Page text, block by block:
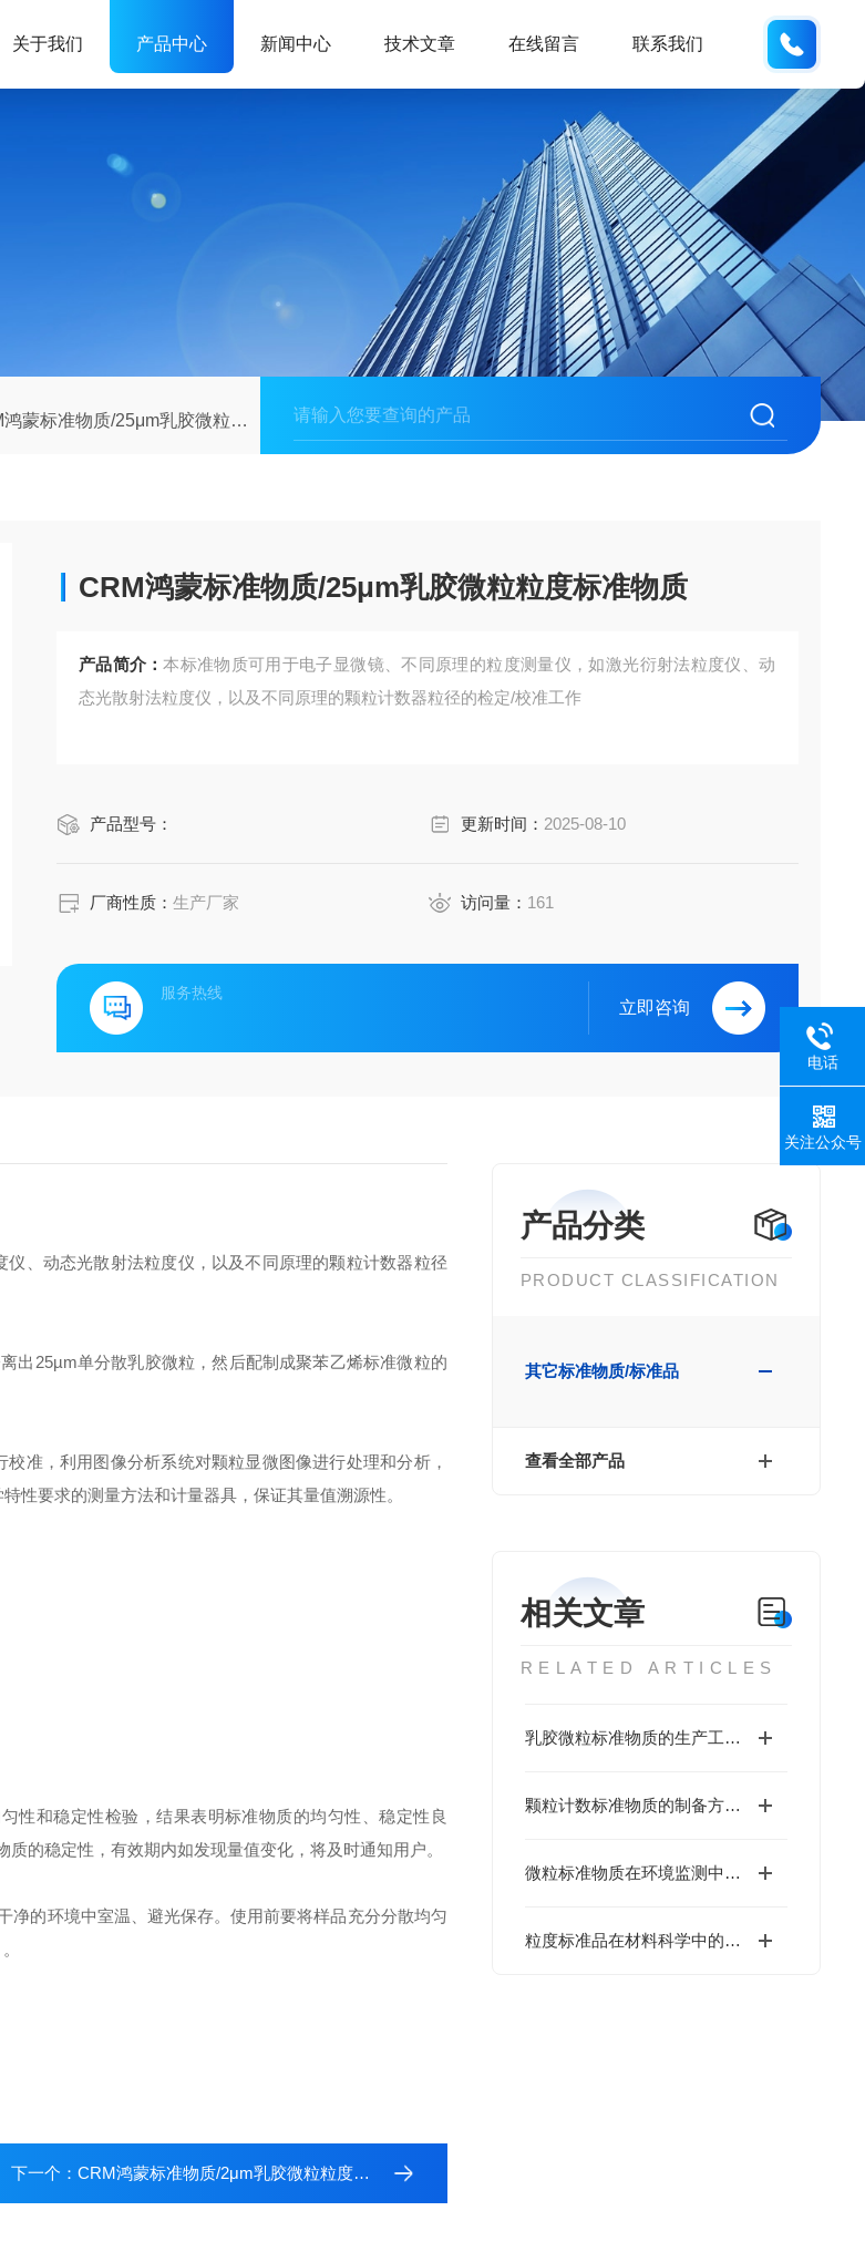
关于我们 产品中心 新闻中心 技术文章 在线留言 联系我们
蒙标准物质/25μm乳胶微粒粒度标准物质
CRM鸿蒙标准物质/25μm乳胶微粒粒度标准物质
产品简介：本标准物质可用于电子显微镜、不同原理的粒度测量仪，如激光衍射法粒度仪、动
态光散射法粒度仪，以及不同原理的颗粒计数器粒径的检定/校准工作
产品型号： 更新时间： 2025-08-10
厂商性质：生产厂家 访问量： 161
服务热线
立即咨询
产品分类
PRODUCT CLASSIFICATION
其它标准物质/标准品
查看全部产品
相关文章
RELATED ARTICLES
乳胶微粒标准物质的生产工艺与优化
颗粒计数标准物质的制备方法与性能分析
微粒标准物质在环境监测中的应用
粒度标准品在材料科学中的重要性
、动态光散射法粒度仪，以及不同原理的颗粒计数器粒径
出 25µm单分散乳胶微粒，然后配制成聚苯乙烯标准微粒的
准，利用图像分析系统对颗粒显微图像进行处理和分析，
性要求的测量方法和计量器具，保证其量值溯源性。
性和稳定性检验，结果表明标准物质的均匀性、稳定性良
的稳定性，有效期内如发现量值变化，将及时通知用户。
净的环境中室温、避光保存。使用前要将样品充分分散均匀
下一个： CRM鸿蒙标准物质/2μm乳胶微粒粒度标准物质
电话
关注公众号